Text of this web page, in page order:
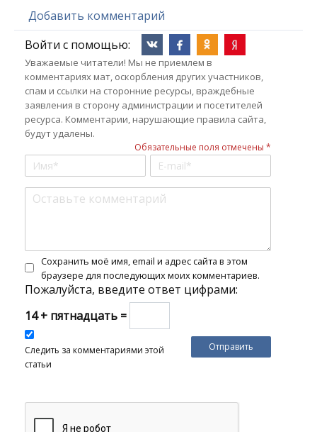
Добавить комментарий
Войти с помощью:
Уважаемые читатели! Мы не приемлем в
комментариях мат, оскорбления других участников,
спам и ссылки на сторонние ресурсы, враждебные
заявления в сторону администрации и посетителей
ресурса. Комментарии, нарушающие правила сайта,
будут удалены.
Обязательные поля отмечены *
Сохранить моё имя, email и адрес сайта в этом
браузере для последующих моих комментариев.
Пожалуйста, введите ответ цифрами:
14 + пятнадцать =
Следить за комментариями этой
статьи